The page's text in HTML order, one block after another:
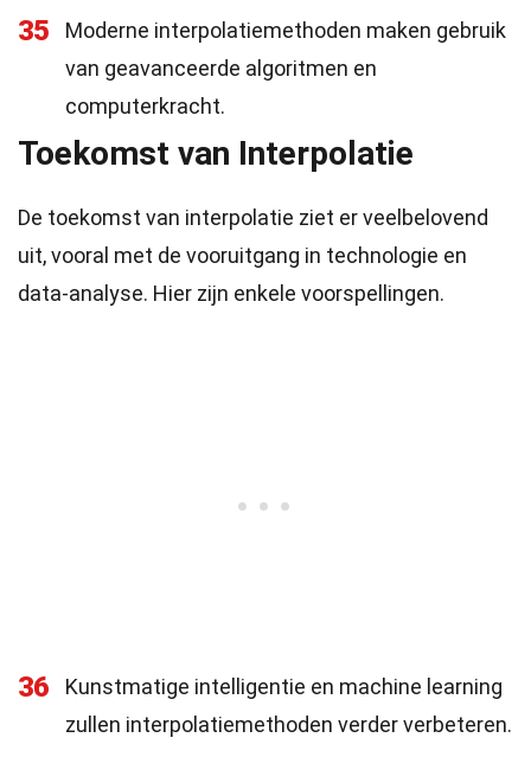
35
Moderne interpolatiemethoden maken gebruik
van geavanceerde algoritmen en
computerkracht.
Toekomst van Interpolatie
De toekomst van interpolatie ziet er veelbelovend
uit, vooral met de vooruitgang in technologie en
data-analyse. Hier zijn enkele voorspellingen.
36
Kunstmatige intelligentie en machine learning
zullen interpolatiemethoden verder verbeteren.